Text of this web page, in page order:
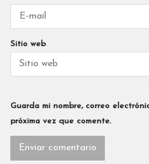
Sitio web
Guarda mi nombre, correo
próxima vez que comente.